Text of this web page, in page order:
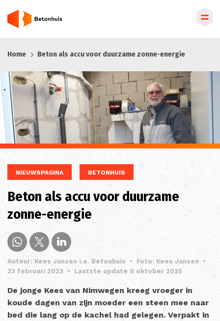
en
de
inhoud
gaan
Home Beton als accu voor duurzame zonne-energie
NIEUWSPAGINA BETONHUIS
Beton als accu voor duurzame
zonne-energie
Auteur: Kees Jansen i.o. Betonhuis • Foto: Kees Jansen
•
23 februari 2023
• Laatste update 9 oktober 2025
De jonge Kees van Nimwegen kreeg vroeger in
koude dagen van zijn moeder een steen mee naar
bed die lang op de kachel had gelegen. Verpakt in